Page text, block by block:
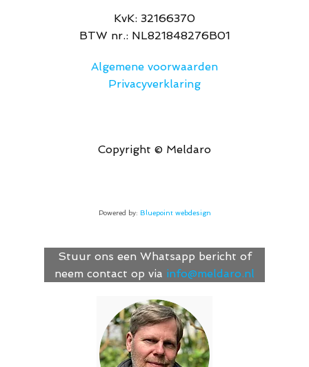
Copyright © Meldaro
Powered by: Bluepoint webdesign
Stuur ons een Whatsapp bericht of
neem contact op via info@meldaro.nl
​KvK: 32166370​
BTW nr.: NL821848276B01
Algemene voorwaarden
Privacyverklaring